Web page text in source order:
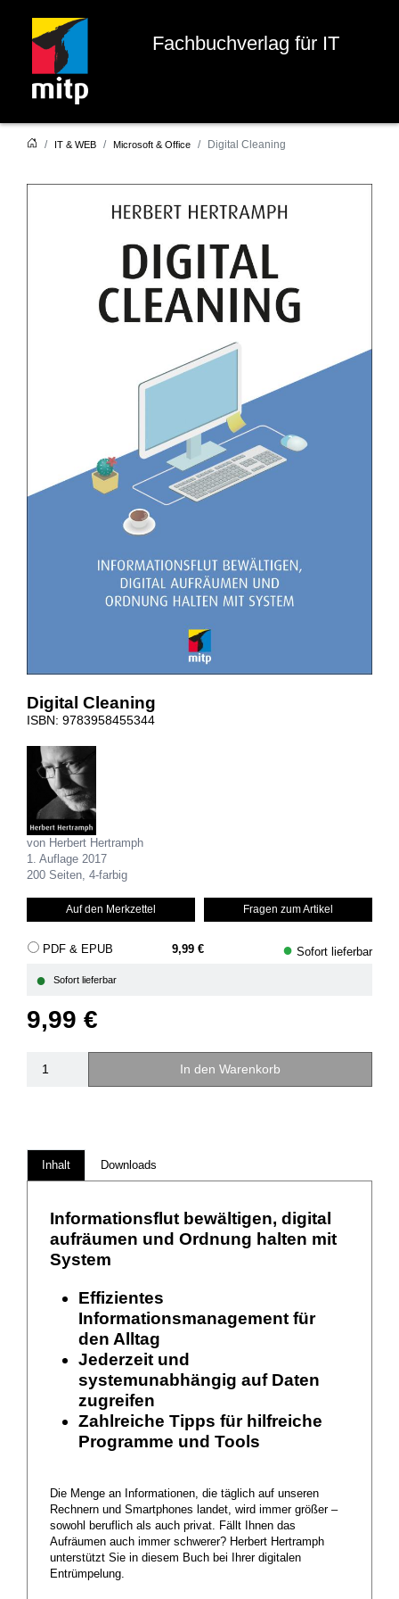
Fachbuchverlag für IT
IT & WEB Microsoft & Office Digital Cleaning
Digital Cleaning
ISBN: 9783958455344
von Herbert Hertramph
1. Auflage 2017
200 Seiten, 4-farbig
Auf den Merkzettel Fragen zum Artikel
PDF & EPUB 9,99 € ● Sofort lieferbar
● Sofort lieferbar
9,99 €
In den Warenkorb
Inhalt Downloads
Informationsflut bewältigen, digital
aufräumen und Ordnung halten mit
System
Effizientes
Informationsmanagement für
den Alltag
Jederzeit und
systemunabhängig auf Daten
zugreifen
Zahlreiche Tipps für hilfreiche
Programme und Tools
Die Menge an Informationen, die täglich auf unseren
Rechnern und Smartphones landet, wird immer größer –
sowohl beruflich als auch privat. Fällt Ihnen das
Aufräumen auch immer schwerer? Herbert Hertramph
unterstützt Sie in diesem Buch bei Ihrer digitalen
Entrümpelung.